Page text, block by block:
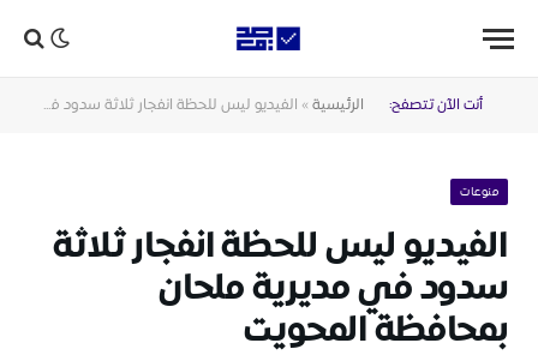
أنت الآن تتصفح: الرئيسية » الفيديو ليس للحظة انفجار ثلاثة سدود في مديرية ملحان بمحافظة المحويت
منوعات
الفيديو ليس للحظة انفجار ثلاثة
سدود في مديرية ملحان
بمحافظة المحويت